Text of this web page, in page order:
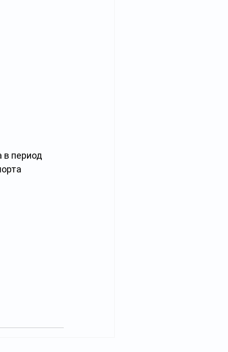
в период